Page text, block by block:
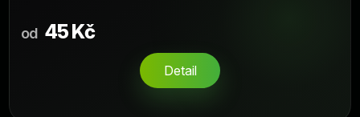
od 45 Kč
Detail